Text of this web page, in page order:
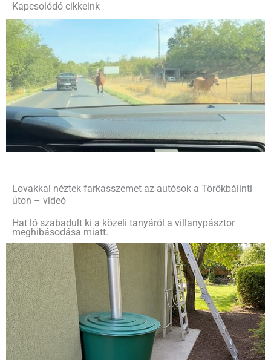
Kapcsolódó cikkeink
Lovakkal néztek farkasszemet az autósok a Törökbálinti
úton – videó
Hat ló szabadult ki a közeli tanyáról a villanypásztor
meghibásodása miatt.